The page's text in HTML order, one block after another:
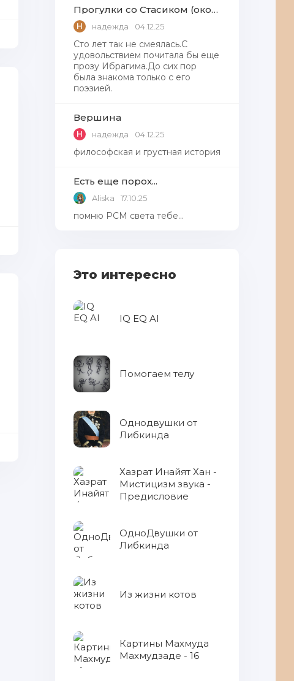
Прогулки со Стасиком (окончание)
Н надежда 04.12.25
Сто лет так не смеялась.С
удовольствием почитала бы еще
прозу Ибрагима.До сих пор
была знакома только с его
поэзией.
Вершина
Н надежда 04.12.25
философская и грустная история
Есть еще порох...
Aliska 17.10.25
помню РСМ cвета тебе...
Это интересно
IQ EQ AI
Помогаем телу
Однодвушки от
Либкинда
Хазрат Инайят Хан -
Мистицизм звука -
Предисловие
ОдноДвушки от
Либкинда
Из жизни котов
Картины Махмуда
Махмудзаде - 16